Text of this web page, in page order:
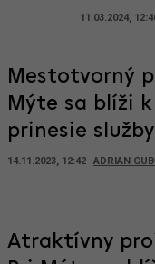
11.03.2024,
Mestotvorný
Mýte sa blíži
prinesie
14.11.2023, 12:42 ADRIAN
Atraktívny